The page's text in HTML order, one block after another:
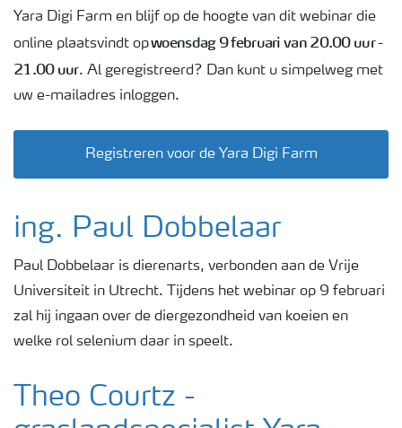
Yara Digi Farm en blijf op de hoogte van dit webinar die
online plaatsvindt opwoensdag 9 februari van 20.00 uur -
21.00 uur. Al geregistreerd? Dan kunt u simpelweg met
uw e-mailadres inloggen.
Registreren voor de Yara Digi Farm
ing. Paul Dobbelaar
Paul Dobbelaar is dierenarts, verbonden aan de Vrije
Universiteit in Utrecht. Tijdens het webinar op 9 februari
zal hij ingaan over de diergezondheid van koeien en
welke rol selenium daar in speelt.
Theo Courtz -